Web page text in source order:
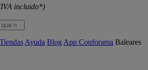
incluido*)
Tiendas Ayuda Blog App Conforama Baleares